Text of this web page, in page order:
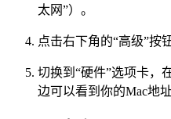
太网”）。
点击右下角的“高级”按钮
切换到“硬件”选项卡，
边可以看到你的Mac地址